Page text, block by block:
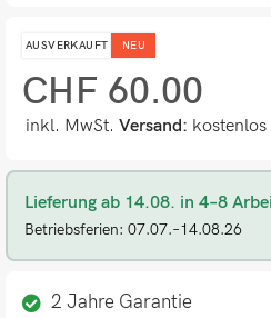
AUSVERKAUFT NEU
CHF 60.00
inkl. MwSt. Versand: kostenlos
Lieferung ab 14.08. in 4–8
Betriebsferien: 07.07.–14.08.26
2 Jahre Garantie